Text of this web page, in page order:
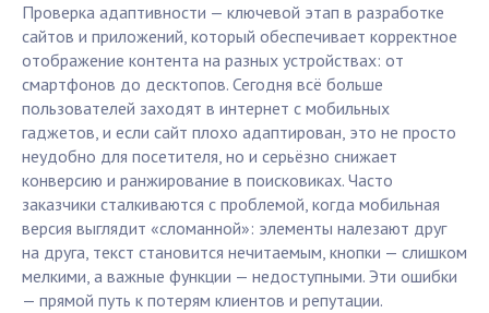
Проверка адаптивности — ключевой этап в разработке
сайтов и приложений, который обеспечивает корректное
отображение контента на разных устройствах: от
смартфонов до десктопов. Сегодня всё больше
пользователей заходят в интернет с мобильных
гаджетов, и если сайт плохо адаптирован, это не просто
неудобно для посетителя, но и серьёзно снижает
конверсию и ранжирование в поисковиках. Часто
заказчики сталкиваются с проблемой, когда мобильная
версия выглядит «сломанной»: элементы налезают друг
на друга, текст становится нечитаемым, кнопки — слишком
мелкими, а важные функции — недоступными. Эти ошибки
— прямой путь к потерям клиентов и репутации.